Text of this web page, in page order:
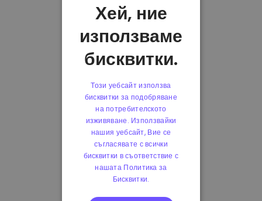
Хей, ние
използваме
бисквитки.
Този уебсайт използва
бисквитки за подобряване
на потребителското
изживяване. Използвайки
нашия уебсайт, Вие се
съгласявате с всички
бисквитки в съответствие с
нашата Политика за
Бисквитки.